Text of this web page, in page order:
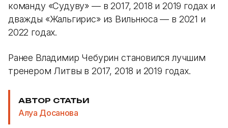
команду «Судуву» — в 2017, 2018 и 2019 годах и
дважды «Жальгирис» из Вильнюса — в 2021 и
2022 годах.
Ранее Владимир Чебурин становился лучшим
тренером Литвы в 2017, 2018 и 2019 годах.
АВТОР СТАТЬИ
Алуа Досанова